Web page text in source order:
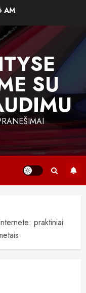
AM
SU
praktiniai